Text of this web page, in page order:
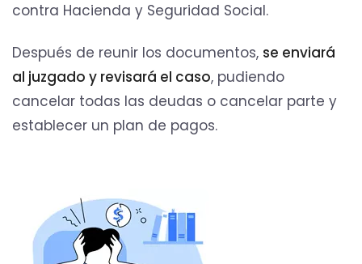
contra Hacienda y Seguridad Social.
Después de reunir los documentos, se enviará
al juzgado y revisará el caso, pudiendo
cancelar todas las deudas o cancelar parte y
establecer un plan de pagos.